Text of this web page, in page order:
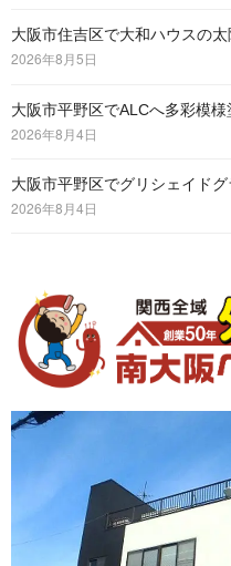
大阪市住吉区で大和ハウスの
2026年8月5日
大阪市平野区でALCへ多彩模
2026年8月4日
大阪市平野区でグリシェイド
2026年8月4日